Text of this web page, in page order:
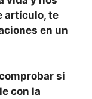
artículo, te
en un
si
con la